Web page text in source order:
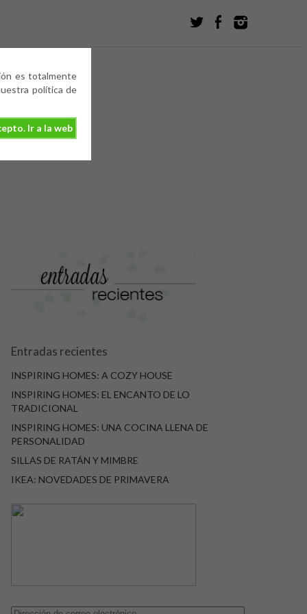
es totalmente
política de
Ir a la web
Entradas recientes
INSPIRING HOMES: A COZY HOUSE
INSPIRING HOMES: EL ENCANTO DE LO
TRADICIONAL
INSPIRING HOMES: UNA COCINA LLENA DE
PERSONALIDAD
SILLAS DE RATÁN Y MIMBRE
IKEA: NOVEDADES DE PRIMAVERA